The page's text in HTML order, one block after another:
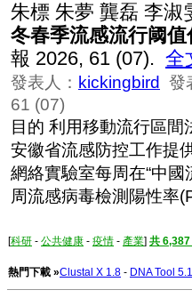
朱標 朱夢 龔磊 李淑
冬春季流感流行阈
報 2026, 61 (07). 全
發表人： kickingbird 發
61 (07)
目的 利用移動流行區
安徽省流感防控工作提
網絡實驗室每周在“中
周流感病毒檢測陽性率
[科研 - 公共健康 - 疫情 - 產業] 共 6,387
熱門下載 »Clustal X 1.8 - DNA Tool